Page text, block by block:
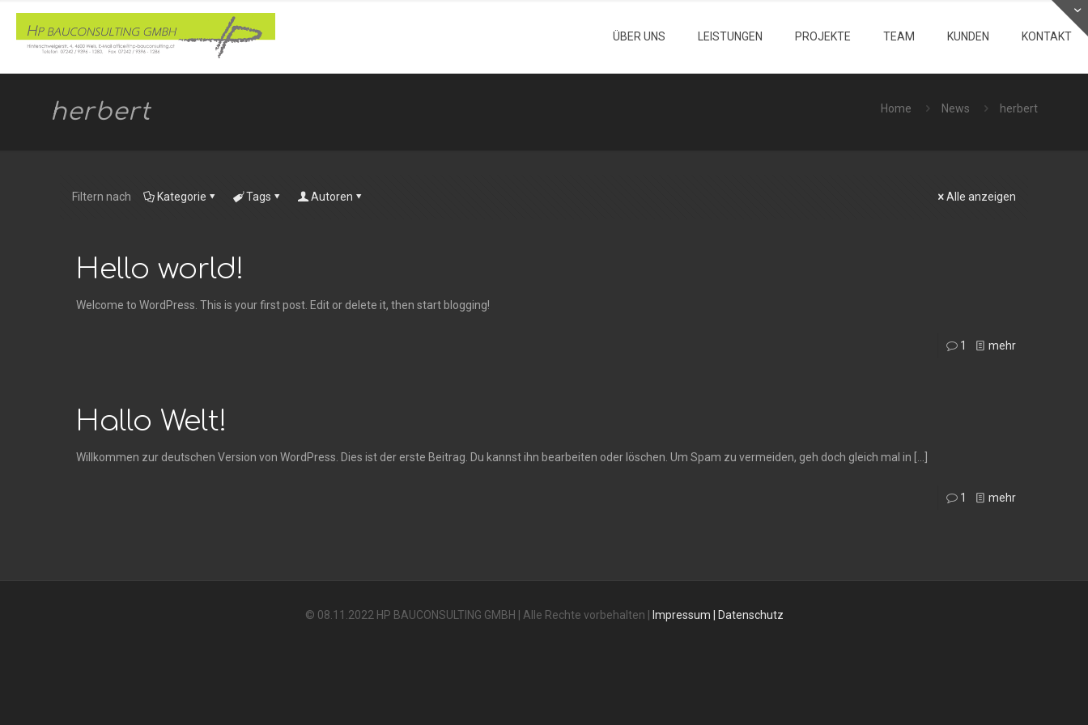
ÜBER UNS LEISTUNGEN PROJEKTE TEAM KUNDEN KONTAKT
herbert Home News herbert
Filtern nach Kategorie Tags Autoren Alle anzeigen
Hello world!
Welcome to WordPress. This is your first post. Edit or delete it, then start blogging!
1 mehr
Hallo Welt!
Willkommen zur deutschen Version von WordPress. Dies ist der erste Beitrag. Du kannst ihn bearbeiten oder löschen. Um Spam zu vermeiden, geh doch gleich mal in
1 mehr
© 08.11.2022 HP BAUCONSULTING GMBH | Alle Rechte vorbehalten | Impressum Datenschutz